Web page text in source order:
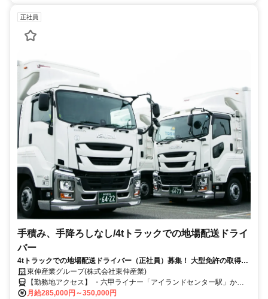
正社員
手積み、手降ろしなし/4tトラックでの地場配送ドライ
バー
4tトラックでの地場配送ドライバー（正社員）募集！ 大型免許の取得支
援あり＊スキルアップが目指せる＊
東伸産業グループ(株式会社東伸産業)
【勤務地アクセス】 ・六甲ライナー「アイランドセンター駅」から
徒歩10分 ・阪神「魚崎駅」から車で13分 ・各線「住吉駅」から車で
月給285,000円～350,000円